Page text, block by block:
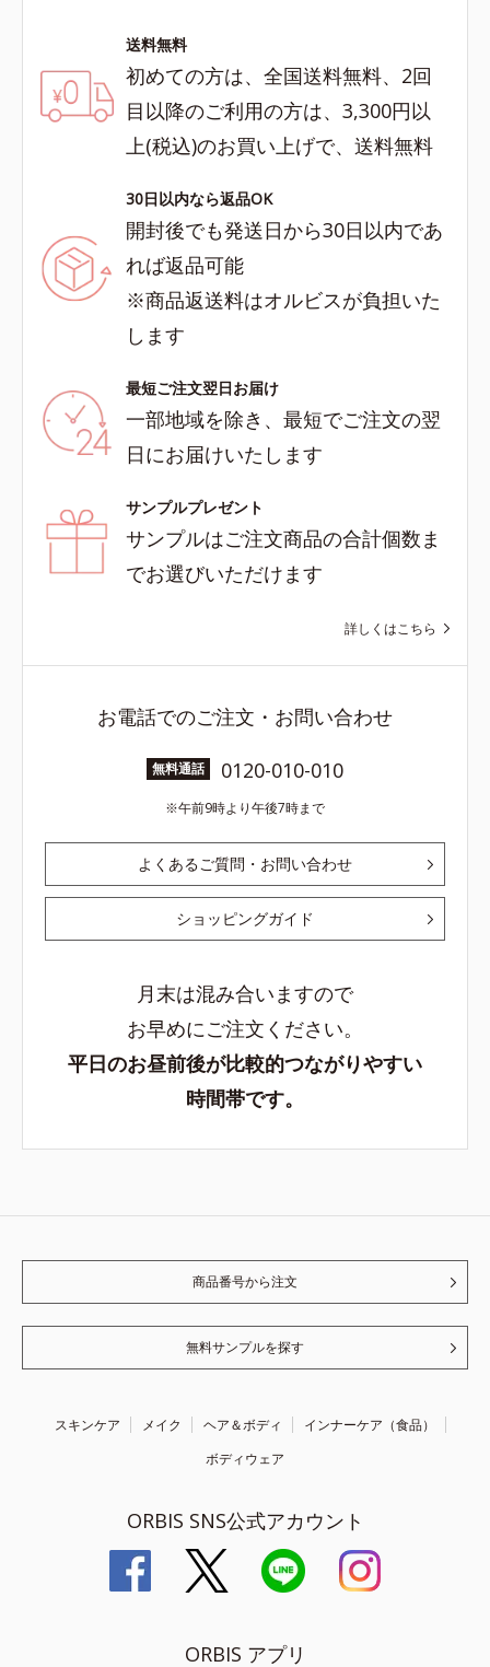
送料無料
初めての方は、全国送料無料、2回
目以降のご利用の方は、3,300円以
上(税込)のお買い上げで、送料無料
30日以内なら返品OK
開封後でも発送日から30日以内であ
れば返品可能
※商品返送料はオルビスが負担いた
します
最短ご注文翌日お届け
一部地域を除き、最短でご注文の翌
日にお届けいたします
サンプルプレゼント
サンプルはご注文商品の合計個数ま
でお選びいただけます
詳しくはこちら
お電話でのご注文・お問い合わせ
無料通話 0120-010-010
午前9時より午後7時まで
よくあるご質問・お問い合わせ
ショッピングガイド
月末は混み合いますので
お早めにご注文ください。
平日のお昼前後が比較的つながりやすい
時間帯です。
商品番号から注文
無料サンプルを探す
スキンケア メイク ヘア＆ボディ
インナーケア（食品）
ボディウェア
ORBIS SNS公式アカウント
ORBIS アプリ